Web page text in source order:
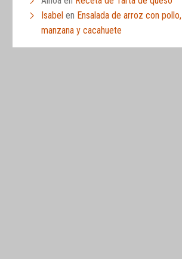
Isabel en Ensalada de arroz con pollo,
manzana y cacahuete